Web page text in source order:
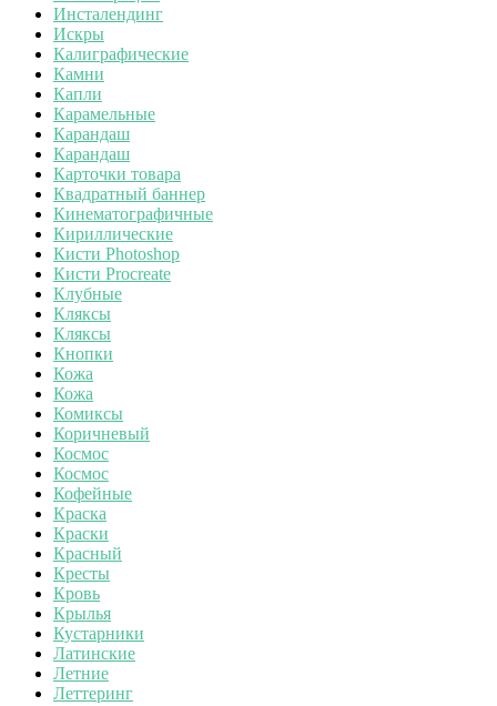
Инсталендинг
Искры
Калиграфические
Камни
Капли
Карамельные
Карандаш
Карандаш
Карточки товара
Квадратный баннер
Кинематографичные
Кириллические
Кисти Photoshop
Кисти Procreate
Клубные
Кляксы
Кляксы
Кнопки
Кожа
Кожа
Комиксы
Коричневый
Космос
Космос
Кофейные
Краска
Краски
Красный
Кресты
Кровь
Крылья
Кустарники
Латинские
Летние
Леттеринг